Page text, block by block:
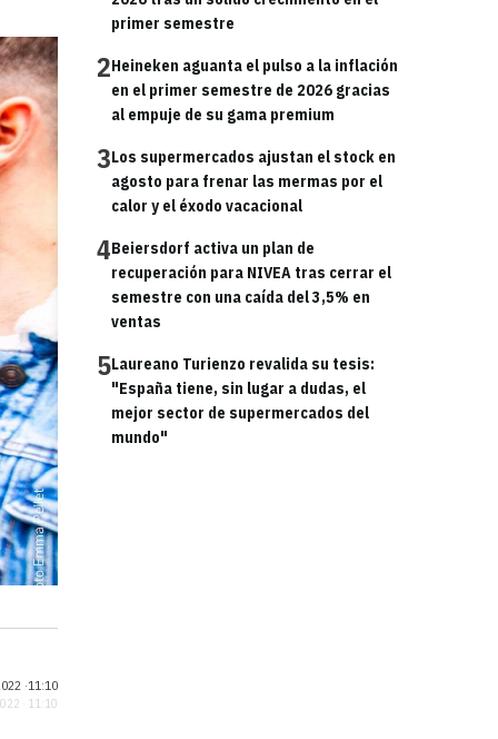
primer semestre
2Heineken aguanta el pulso a la inflación
en el primer semestre de 2026 gracias
al empuje de su gama premium
3Los supermercados ajustan el stock en
agosto para frenar las mermas por el
calor y el éxodo vacacional
4Beiersdorf activa un plan de
recuperación para NIVEA tras cerrar el
semestre con una caída del 3,5% en
ventas
5Laureano Turienzo revalida su tesis:
"España tiene, sin lugar a dudas, el
mejor sector de supermercados del
mundo"
·11:10
· 11:10